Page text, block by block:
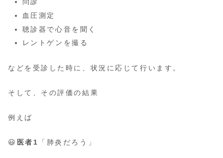
血圧測定
聴診器で心音を聞く
レントゲンを撮る
などを受診した時に、状況に応じて行います。
そして、その評価の結果
例えば
😃 医者1 「肺炎だろう」